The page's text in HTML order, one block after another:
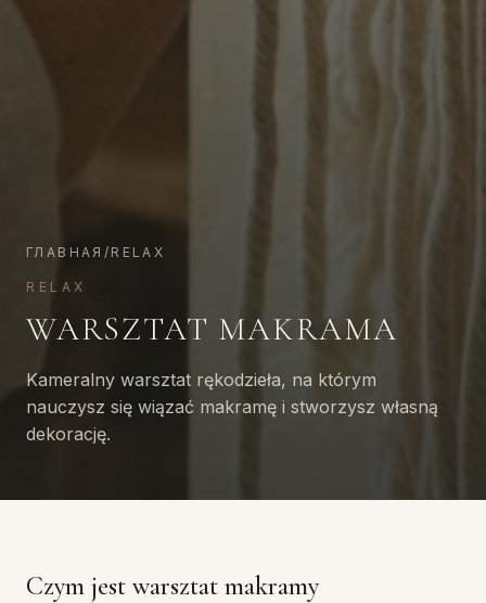
ГЛАВНАЯ / RELAX
RELAX
WARSZTAT MAKRAMA
Kameralny warsztat rękodzieła, na którym
nauczysz się wiązać makramę i stworzysz własną
dekorację.
Czym jest warsztat makramy